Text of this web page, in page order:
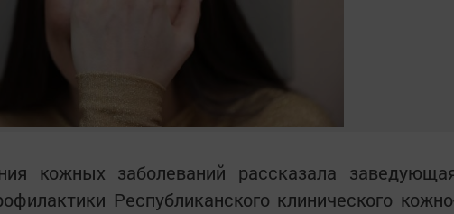
кожных заболеваний рассказала
Республиканского клинического